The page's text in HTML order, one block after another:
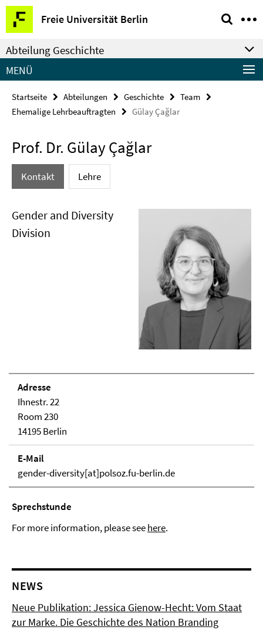
Springe
direkt
zu
Inhalt
Freie Universität Berlin
Service-
Navigation
Abteilung Geschichte
MENÜ
Startseite Abteilungen Geschichte
Team
Ehemalige Lehrbeauftragten
Gülay Çağlar
Prof. Dr. Gülay Çağlar
Kontakt Lehre
Gender and Diversity
Division
Adresse
Ihnestr. 22
Room 230
14195 Berlin
E-Mail
gender-diversity[at]polsoz.fu-berlin.de
Sprechstunde
For more information, please seehere.
NEWS
Neue Publikation: Jessica Gienow-Hecht: Vom Staat
zur Marke. Die Geschichte des Nation Branding